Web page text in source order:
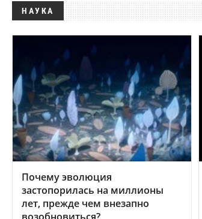
НАУКА
Почему эволюция
застопорилась на миллионы
лет, прежде чем внезапно